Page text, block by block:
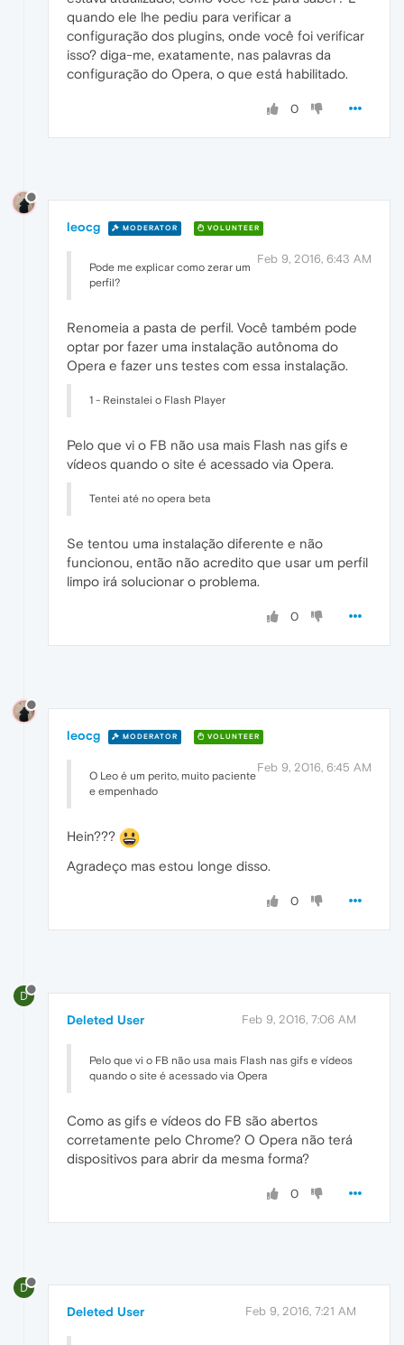
quando ele lhe pediu para verificar a
configuração dos plugins, onde você foi verificar
isso? diga-me, exatamente, nas palavras da
configuração do Opera, o que está habilitado.
0
leocg MODERATOR VOLUNTEER
Feb 9, 2016, 6:43 AM
Pode me explicar como zerar um
perfil?
Renomeia a pasta de perfil. Você também pode
optar por fazer uma instalação autônoma do
Opera e fazer uns testes com essa instalação.
1 - Reinstalei o Flash Player
Pelo que vi o FB não usa mais Flash nas gifs e
vídeos quando o site é acessado via Opera.
Tentei até no opera beta
Se tentou uma instalação diferente e não
funcionou, então não acredito que usar um perfil
limpo irá solucionar o problema.
0
leocg MODERATOR VOLUNTEER
Feb 9, 2016, 6:45 AM
O Leo é um perito, muito paciente
e empenhado
Hein???
Agradeço mas estou longe disso.
0
D
Deleted User Feb 9, 2016, 7:06 AM
Pelo que vi o FB não usa mais Flash nas gifs e vídeos
quando o site é acessado via Opera
Como as gifs e vídeos do FB são abertos
corretamente pelo Chrome? O Opera não terá
dispositivos para abrir da mesma forma?
0
D
Deleted User Feb 9, 2016, 7:21 AM